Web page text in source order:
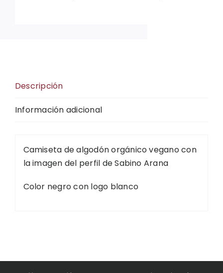
Descripción
Información adicional
Camiseta de algodón orgánico vegano con
la imagen del perfil de Sabino Arana
Color negro con logo blanco